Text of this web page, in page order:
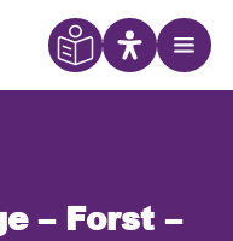
Eye Able
– Forst –